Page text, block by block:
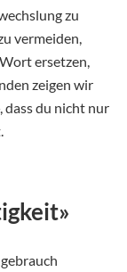
zu
vermeiden,
ersetzen,
zeigen wir
dass du nicht nur